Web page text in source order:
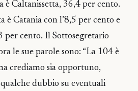
è Caltanissetta, 36,4 per cento.
è Catania con l’8,5 per cento e
per cento. Il Sottosegretario
le sue parole sono: “La 104 è
crediamo sia opportuno,
qualche dubbio su eventuali